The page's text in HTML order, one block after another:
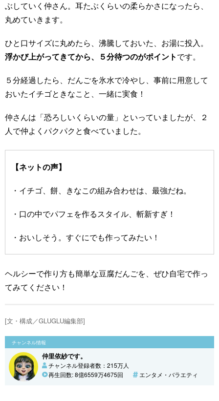
ぶしていく仲さん。耳たぶくらいの柔らかさになったら、
丸めていきます。
ひと口サイズに丸めたら、沸騰しておいた、お湯に投入。
浮かび上がってきてから、５分待つのがポイントです。
５分経過したら、だんごを氷水で冷やし、事前に用意して
おいたイチゴときなこと、一緒に実食！
仲さんは「恐ろしいくらいの量」といっていましたが、２
人で仲よくパクパクと食べていました。
【ネットの声】
・イチゴ、餅、きなこの組み合わせは、最強だね。
・口の中でパフェを作るスタイル、斬新すぎ！
・おいしそう。すぐにでも作ってみたい！
ヘルシーで作り方も簡単な豆腐だんごを、ぜひ自宅で作っ
てみてください！
[文・構成／GLUGLU編集部]
チャンネル情報
仲里依紗です。
チャンネル登録者数：215万人
再生回数: 8億6559万4675回
エンタメ・バラエティ